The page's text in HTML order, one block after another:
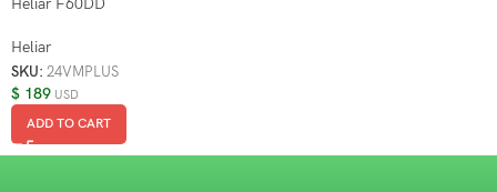
Heliar F60DD
Heliar
SKU: 24VMPLUS
$ 189 USD
ADD TO CART